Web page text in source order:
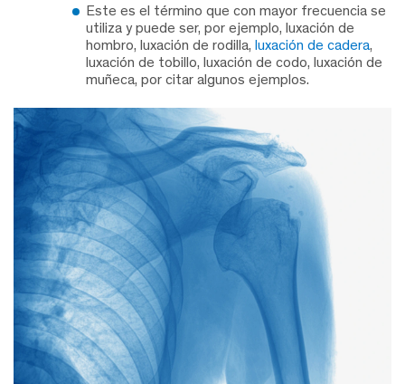
Este es el término que con mayor frecuencia se
utiliza y puede ser, por ejemplo, luxación de
hombro, luxación de rodilla, luxación de cadera,
luxación de tobillo, luxación de codo, luxación de
muñeca, por citar algunos ejemplos.